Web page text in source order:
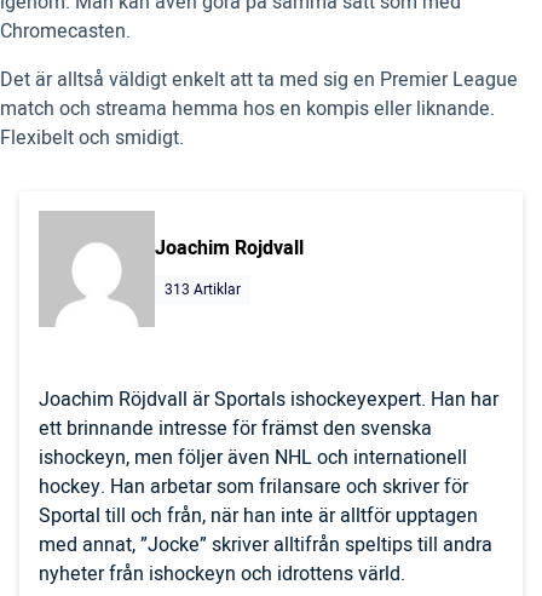
Chromecasten.
Det är alltså väldigt enkelt att ta med sig en Premier League
match och streama hemma hos en kompis eller liknande.
Flexibelt och smidigt.
Joachim Rojdvall
313 Artiklar
Joachim Röjdvall är Sportals ishockeyexpert. Han har
ett brinnande intresse för främst den svenska
ishockeyn, men följer även NHL och internationell
hockey. Han arbetar som frilansare och skriver för
Sportal till och från, när han inte är alltför upptagen
med annat, ”Jocke” skriver alltifrån speltips till andra
nyheter från ishockeyn och idrottens värld.